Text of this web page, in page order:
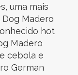
uma mais
Madero
hot
Madero
cebola e
German